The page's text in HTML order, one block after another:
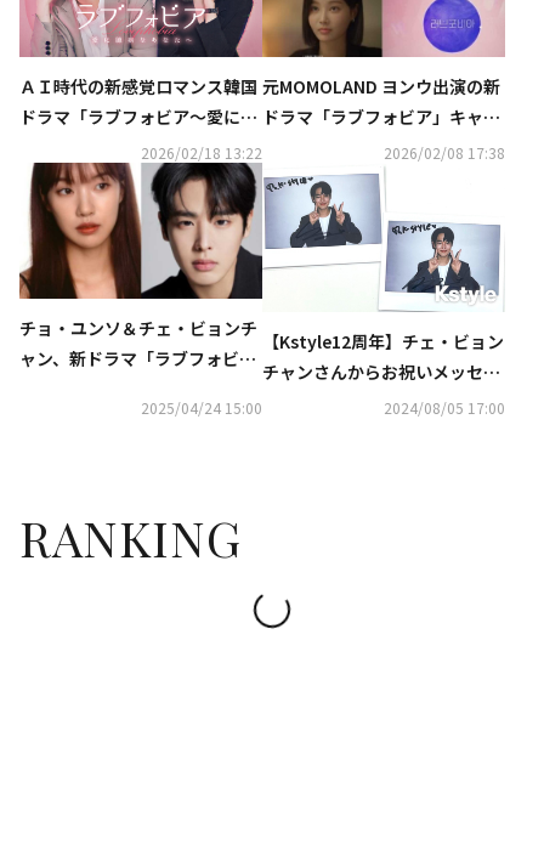
ＡＩ時代の新感覚ロマンス韓国
ドラマ「ラブフォビア～愛に臆
病なあなたへ～」Leminoにて
日本初 独占配信！
2026/02/18 13:22
元MOMOLAND ヨンウ出演の新
ドラマ「ラブフォビア」キャラ
クター予告映像を公開2026/02/08 17:38
チョ・ユンソ＆チェ・ビョンチ
ャン、新ドラマ「ラブフォビ
D ヨンウらと共演
2025/04/24 15:00
【Kstyle12周年】チェ・ビョン
チャンさんからお祝いメッセー
ジが到着！直筆サイン入りポラ
2024/08/05 17:00
RANKING